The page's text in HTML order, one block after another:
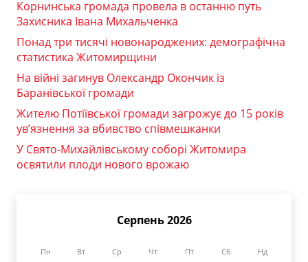
Корнинська громада провела в останню путь
Захисника Івана Михальченка
Понад три тисячі новонароджених: демографічна
статистика Житомирщини
На війні загинув Олександр Окончик із
Баранівської громади
Жителю Потіївської громади загрожує до 15 років
ув’язнення за вбивство співмешканки
У Свято-Михайлівському соборі Житомира
освятили плоди нового врожаю
Серпень 2026
Пн Вт Ср Чт Пт Сб Нд